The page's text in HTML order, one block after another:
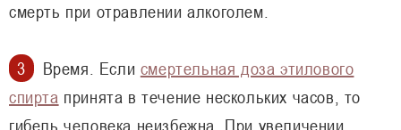
смерть при отравлении алкоголем.
Время. Если смертельная доза этилового
спирта принята в течение нескольких часов, то
гибель человека неизбежна. При увеличении